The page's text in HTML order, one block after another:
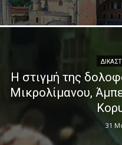
Η στιγμή της
Μικρολίμανου,
31